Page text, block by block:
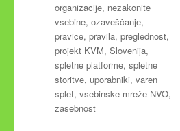
organizacije, nezakonite
vsebine,ozaveščanje,
pravice,pravila,preglednost,
projekt KVM,Slovenija,
spletne platforme,spletne
storitve, uporabniki,varen
splet,vsebinske mreže NVO,
zasebnost